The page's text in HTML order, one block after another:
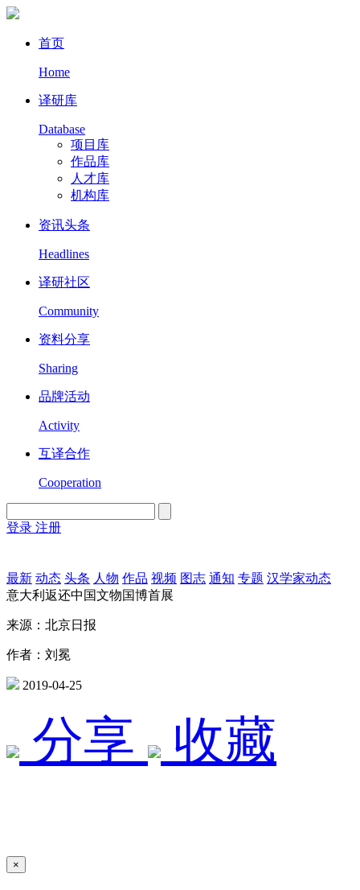
首页
Home
译研库
Database
项目库
作品库
人才库
机构库
资讯头条
Headlines
译研社区
Community
资料分享
Sharing
品牌活动
Activity
互译合作
Cooperation
登录 注册
最新 动态 头条 人物 作品 视频 图志 通知 专题 汉学家动态
意大利返还中国文物国博首展
来源：北京日报
作者：刘冕
2019-04-25
分享 收藏
×